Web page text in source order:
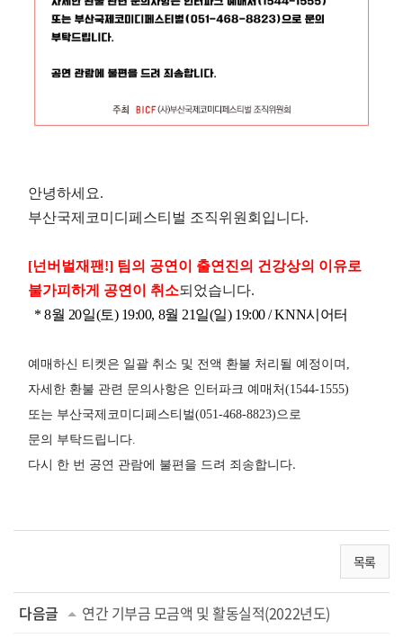
안녕하세요.
부산국제코미디페스티벌 조직위원회입니다.
[넌버벌재팬!] 팀의 공연이 출연진의 건강상의 이유로
불가피하게 공연이 취소되었습니다.
* 8월 20일(토) 19:00, 8월 21일(일) 19:00 / KNN시어터
예매하신 티켓은 일괄 취소 및 전액 환불 처리될 예정이며,
자세한 환불 관련 문의사항은 인터파크 예매처(1544-1555)
또는 부산국제코미디페스티벌(051-468-8823)으로
문의 부탁드립니다.
다시 한 번 공연 관람에 불편을 드려 죄송합니다.
목록
다음글
연간 기부금 모금액 및 활동실적(2022년도)